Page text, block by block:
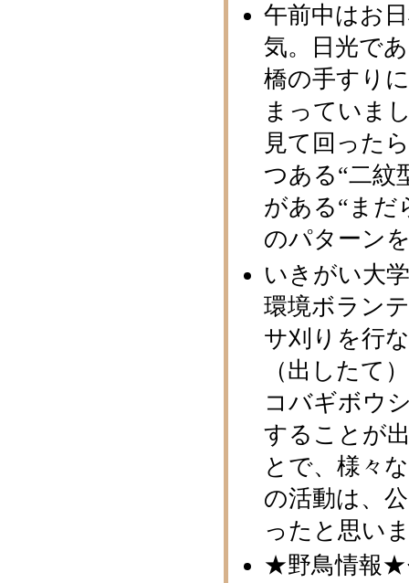
午前中はお
気。日光で
橋の手すり
まっていま
見て回った
つある“二紋
がある“まだ
のパターン
いきがい大
環境ボラン
サ刈りを行
（出したて
コバギボウ
することが
とで、様々
の活動は、
ったと思い
★野鳥情報★